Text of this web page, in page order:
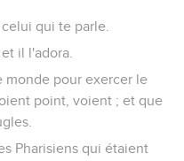
qui te parle.
il l'adora.
monde pour exercer le
point, voient ; et que
Pharisiens qui étaient